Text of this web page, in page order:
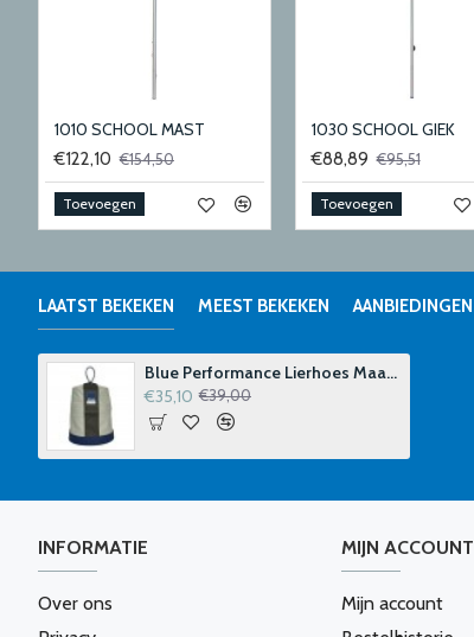
1010 SCHOOL MAST
€122,10 €154,50
Toevoegen
1030 SCHOOL GIEK
€88,89 €95,51
Toevoegen
LAATST BEKEKEN MEEST BEKEKEN AANBIEDINGEN
Blue Performance Lierhoes Maat 2
€35,10 €39,00
INFORMATIE
Over ons
MIJN ACCOUNT
Mijn account